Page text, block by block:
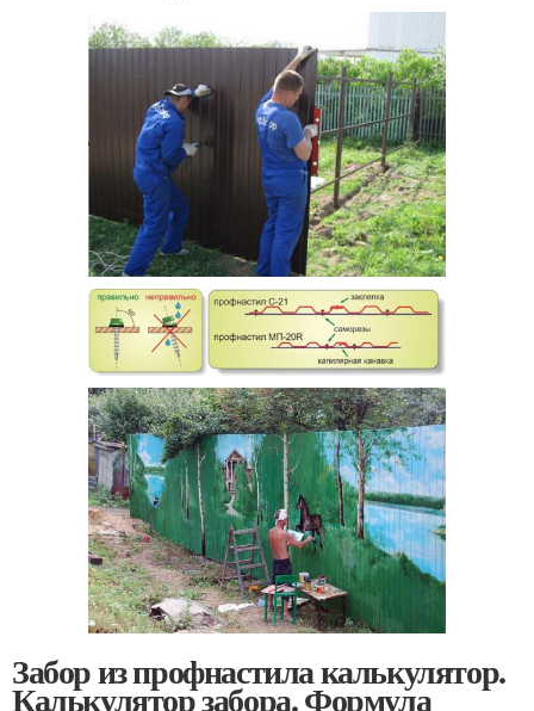
Забор из профнастила калькулятор.
Калькулятор забора. Формула